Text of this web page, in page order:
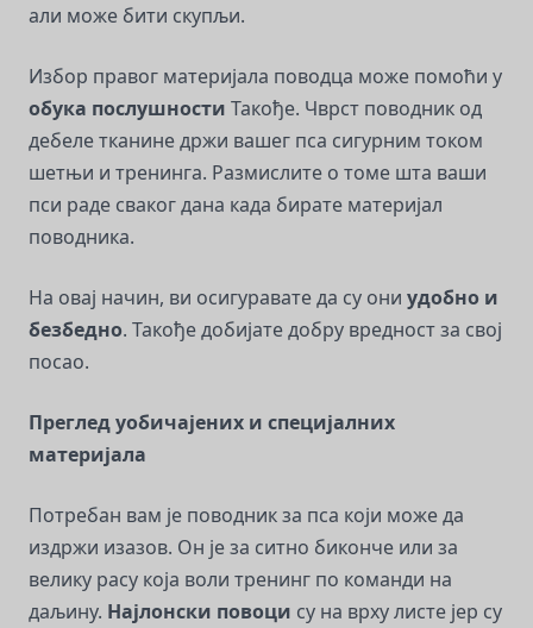
али може бити скупљи.
Избор правог материјала поводца може помоћи у
обука послушности Такође. Чврст поводник од
дебеле тканине држи вашег пса сигурним током
шетњи и тренинга. Размислите о томе шта ваши
пси раде сваког дана када бирате материјал
поводника.
На овај начин, ви осигуравате да су они удобно и
безбедно. Такође добијате добру вредност за свој
посао.
Преглед уобичајених и специјалних
материјала
Потребан вам је поводник за пса који може да
издржи изазов. Он је за ситно биконче или за
велику расу која воли тренинг по команди на
даљину. Најлонски повоци су на врху листе јер су